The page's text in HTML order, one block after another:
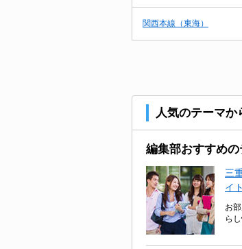
関西本線（東海）
人気のテーマ
編集部おすすめ
三
イト
お
ら